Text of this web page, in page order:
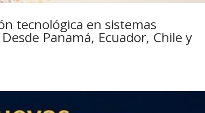
tecnológica en sistemas
Panamá, Ecuador, Chile y